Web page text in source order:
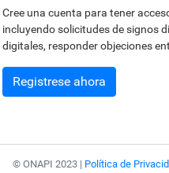
Cree una cuenta para tener
incluyendo solicitudes de signos
digitales, responder objeciones
Registrese ahora
© ONAPI 2023 | Política de